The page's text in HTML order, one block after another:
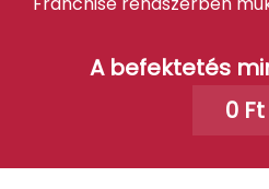
A befektetés
0 Ft